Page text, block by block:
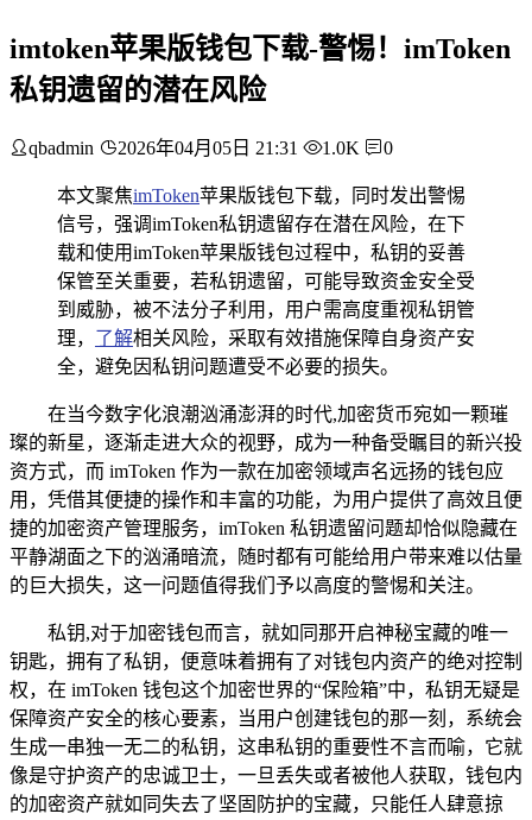
imtoken苹果版钱包下载-警惕！imToken
私钥遗留的潜在风险
qbadmin 2026年04月05日 21:31 1.0K 0
本文聚焦imToken苹果版钱包下载，同时发出警惕
信号，强调imToken私钥遗留存在潜在风险，在下
载和使用imToken苹果版钱包过程中，私钥的妥善
保管至关重要，若私钥遗留，可能导致资金安全受
到威胁，被不法分子利用，用户需高度重视私钥管
理， 了解相关风险，采取有效措施保障自身资产安
全，避免因私钥问题遭受不必要的损失。
在当今数字化浪潮汹涌澎湃的时代,加密货币宛如一颗璀
璨的新星，逐渐走进大众的视野，成为一种备受瞩目的新兴投
资方式，而 imToken 作为一款在加密领域声名远扬的钱包应
用，凭借其便捷的操作和丰富的功能，为用户提供了高效且便
捷的加密资产管理服务，imToken 私钥遗留问题却恰似隐藏在
平静湖面之下的汹涌暗流，随时都有可能给用户带来难以估量
的巨大损失，这一问题值得我们予以高度的警惕和关注。
私钥,对于加密钱包而言，就如同那开启神秘宝藏的唯一
钥匙，拥有了私钥，便意味着拥有了对钱包内资产的绝对控制
权，在 imToken 钱包这个加密世界的“保险箱”中，私钥无疑是
保障资产安全的核心要素，当用户创建钱包的那一刻，系统会
生成一串独一无二的私钥，这串私钥的重要性不言而喻，它就
像是守护资产的忠诚卫士，一旦丢失或者被他人获取，钱包内
的加密资产就如同失去了坚固防护的宝藏，只能任人肆意掠